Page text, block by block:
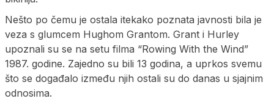
Nešto po čemu je ostala itekako poznata javnosti bila je
veza s glumcem Hughom Grantom. Grant i Hurley
upoznali su se na setu filma “Rowing With the Wind”
1987. godine. Zajedno su bili 13 godina, a uprkos svemu
što se događalo između njih ostali su do danas u sjajnim
odnosima.